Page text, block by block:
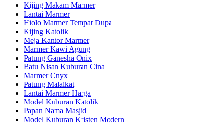
Kijing Makam Marmer
Lantai Marmer
Hiolo Marmer Tempat Dupa
Kijing Katolik
Meja Kantor Marmer
Marmer Kawi Agung
Patung Ganesha Onix
Batu Nisan Kuburan Cina
Marmer Onyx
Patung Malaikat
Lantai Marmer Harga
Model Kuburan Katolik
Papan Nama Masjid
Model Kuburan Kristen Modern